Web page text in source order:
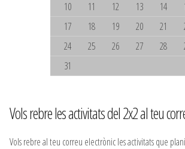
10
11 12 13 14
17
18 19 20 21
24
25 26 27 28
31
Vols rebre les activitats del 2x2 al teu
Vols rebre al teu correu electrònic les activitats que